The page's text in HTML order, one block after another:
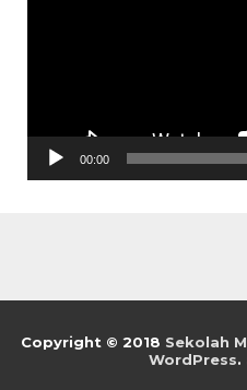
00:00
Copyright © 2018 Sekolah
WordPress.